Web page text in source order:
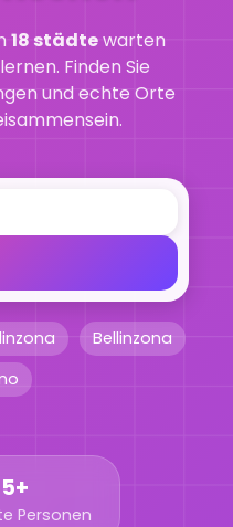
18 städtewarten
Finden Sie
und echte Orte
Bellinzona
Personen